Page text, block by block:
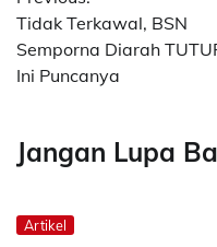
navigation
Tidak Terkawal, BSN
Semporna Diarah
Ini Puncanya
Jangan Lupa
Artikel